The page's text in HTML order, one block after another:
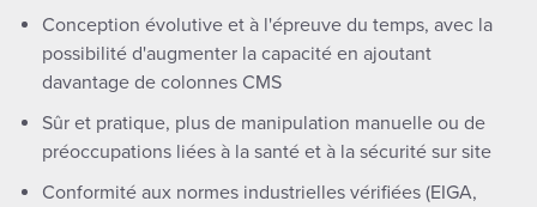
Conception évolutive et à l'épreuve du temps, avec la
possibilité d'augmenter la capacité en ajoutant
davantage de colonnes CMS
Sûr et pratique, plus de manipulation manuelle ou de
préoccupations liées à la santé et à la sécurité sur site
Conformité aux normes industrielles vérifiées (EIGA,